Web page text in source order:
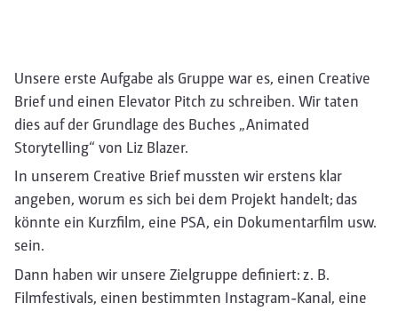
Unsere erste Aufgabe als Gruppe war es, einen Creative
Brief und einen Elevator Pitch zu schreiben. Wir taten
dies auf der Grundlage des Buches „Animated
Storytelling“ von Liz Blazer.
In unserem Creative Brief mussten wir erstens klar
angeben, worum es sich bei dem Projekt handelt; das
könnte ein Kurzfilm, eine PSA, ein Dokumentarfilm usw.
sein.
Dann haben wir unsere Zielgruppe definiert: z. B.
Filmfestivals, einen bestimmten Instagram-Kanal, eine